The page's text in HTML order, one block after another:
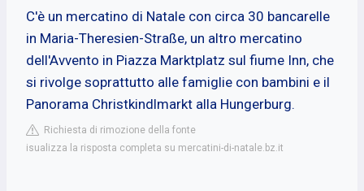
C'è un mercatino di Natale con circa 30 bancarelle
in Maria-Theresien-Straße, un altro mercatino
dell'Avvento in Piazza Marktplatz sul fiume Inn, che
si rivolge soprattutto alle famiglie con bambini e il
Panorama Christkindlmarkt alla Hungerburg.
Richiesta di rimozione della fonte
isualizza la risposta completa su mercatini-di-natale.bz.it